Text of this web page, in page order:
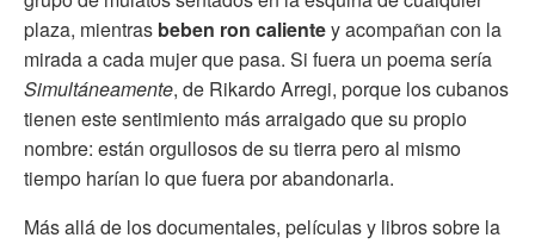
plaza, mientras beben ron calientey acompañan con la
mirada a cada mujer que pasa. Si fuera un poema sería
Simultáneamente, de Rikardo Arregi, porque los cubanos
tienen este sentimiento más arraigado que su propio
nombre: están orgullosos de su tierra pero al mismo
tiempo harían lo que fuera por abandonarla.
Más allá de los documentales, películas y libros sobre la